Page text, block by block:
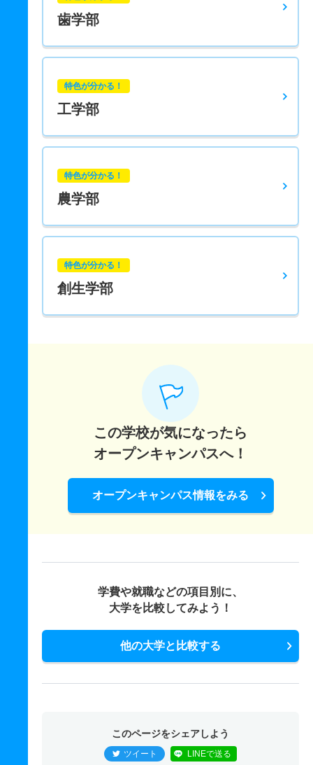
歯学部
特色が分かる！
工学部
特色が分かる！
農学部
特色が分かる！
創生学部
この学校が気になったら
オープンキャンパスへ！
オープンキャンパス情報をみる
学費や就職などの項目別に、
大学を比較してみよう！
他の大学と比較する
このページをシェアしよう
ツイート LINEで送る